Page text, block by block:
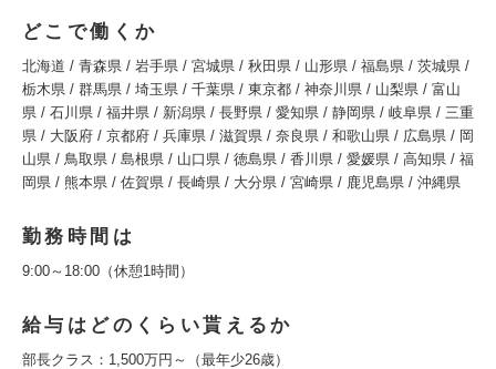
どこで働くか
北海道 / 青森県 / 岩手県 / 宮城県 / 秋田県 / 山形県 / 福島県 / 茨城県 /
栃木県 / 群馬県 / 埼玉県 / 千葉県 / 東京都 / 神奈川県 / 山梨県 / 富山
県 / 石川県 / 福井県 / 新潟県 / 長野県 / 愛知県 / 静岡県 / 岐阜県 / 三重
県 / 大阪府 / 京都府 / 兵庫県 / 滋賀県 / 奈良県 / 和歌山県 / 広島県 / 岡
山県 / 鳥取県 / 島根県 / 山口県 / 徳島県 / 香川県 / 愛媛県 / 高知県 / 福
岡県 / 熊本県 / 佐賀県 / 長崎県 / 大分県 / 宮崎県 / 鹿児島県 / 沖縄県
勤務時間は
9:00～18:00（休憩1時間）
給与はどのくらい貰えるか
部長クラス：1,500万円～（最年少26歳）